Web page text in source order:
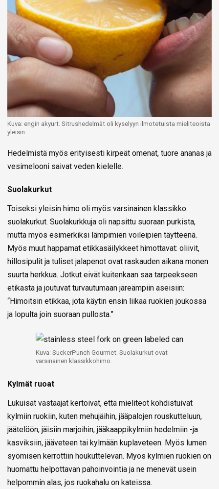
Kuva: engin akyurt. Sitrushedelmät oli kyselyyn ilmotetuista mieliteoista
yleisin.
Hedelmistä myös erityisesti kirpeät omenat, tuore ananas ja
vesimelooni saivat veden kielelle.
Suolakurkut
Toiseksi yleisin himo oli myös varsinainen klassikko:
suolakurkut. Suolakurkkuja oli napsittu suoraan purkista,
mutta myös esimerkiksi lämpimien voileipien täytteenä.
Myös muut happamat etikkasäilykkeet himottavat: oliivit,
hillosipulit ja tuliset jalapenot ovat raskauden aikana monen
suurta herkkua. Jotkut eivät kuitenkaan saa tarpeekseen
etikasta ja joutuvat turvautumaan järeämpiin aseisiin:
“Himoitsin etikkaa, jota käytin ensin liikaa ruokien joukossa
ja lopulta join suoraan pullosta.”
Kuva: SuckerPunch Gourmet. Suolakurkut ovat
varsinainen klassikkohimo.
Kylmät ruoat
Lukuisat vastaajat kertoivat, että mieliteot kohdistuivat
kylmiin ruokiin, kuten mehujäihin, jääpalojen rouskutteluun,
jäätelöön, jäisiin marjoihin, jääkaappikylmiin hedelmiin -ja
kasviksiin, jääveteen tai kylmään kuplaveteen. Myös lumen
syömisen kerrottiin houkuttelevan. Myös kylmien ruokien on
huomattu helpottavan pahoinvointia ja ne menevät usein
helpommin alas, jos ruokahalu on kateissa.